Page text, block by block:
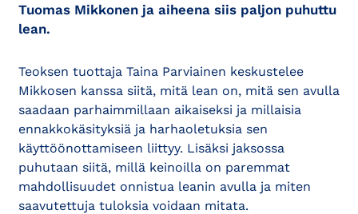
Tuomas Mikkonen ja aiheena siis paljon puhuttu
lean.
Teoksen tuottaja Taina Parviainen keskustelee
Mikkosen kanssa siitä, mitä lean on, mitä sen avulla
saadaan parhaimmillaan aikaiseksi ja millaisia
ennakkokäsityksiä ja harhaoletuksia sen
käyttöönottamiseen liittyy. Lisäksi jaksossa
puhutaan siitä, millä keinoilla on paremmat
mahdollisuudet onnistua leanin avulla ja miten
saavutettuja tuloksia voidaan mitata.